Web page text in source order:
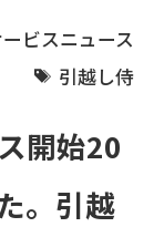
ビスニュース
引越し侍
開始20
。引越